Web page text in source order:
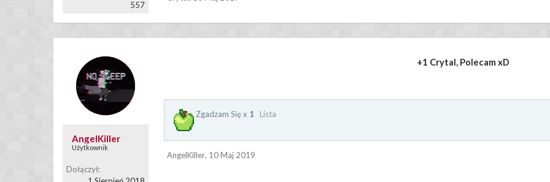
557
AngelKiller
Użytkownik
Dołączył:
+1 Crytal, Polecam xD
Zgadzam Się x 1 Lista
AngelKiller, 10 Maj 2019